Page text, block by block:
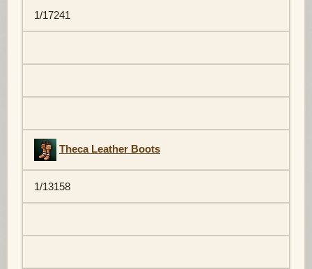
1/17241
Theca Leather Boots
1/13158